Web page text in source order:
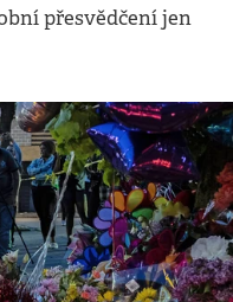
přesvědčení jen